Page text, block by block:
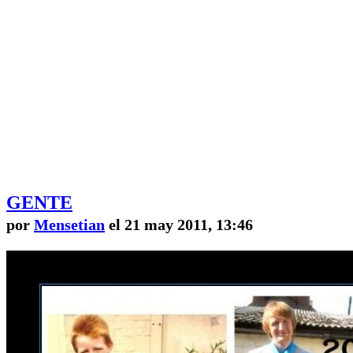
GENTE
por Mensetian el 21 may 2011, 13:46